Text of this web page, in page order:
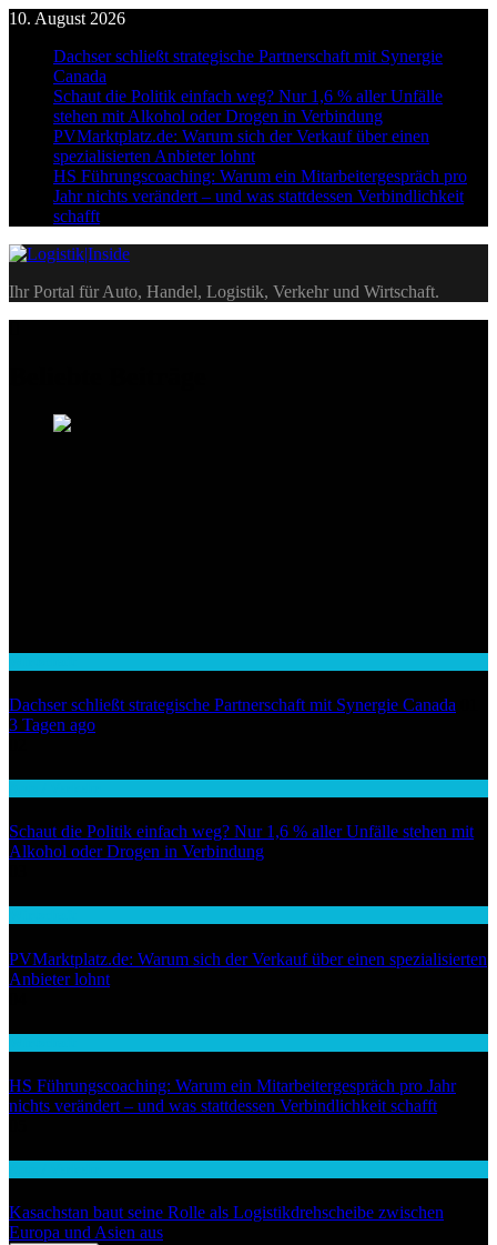
Skip
content
10. August 2026
Dachser schließt strategische Partnerschaft mit Synergie
Canada
Schaut die Politik einfach weg? Nur 1,6 % aller Unfälle
stehen mit Alkohol oder Drogen in Verbindung
PVMarktplatz.de: Warum sich der Verkauf über einen
spezialisierten Anbieter lohnt
HS Führungscoaching: Warum ein Mitarbeitergespräch pro
Jahr nichts verändert – und was stattdessen Verbindlichkeit
schafft
Logistik|Inside
Ihr Portal für Auto, Handel, Logistik, Verkehr und Wirtschaft.
Dachser schließt strategische Partnerschaft mit Synergie Canada
3 Tagen ago
Schaut die Politik einfach weg? Nur 1,6 % aller Unfälle stehen mit
Alkohol oder Drogen in Verbindung
PVMarktplatz.de: Warum sich der Verkauf über einen spezialisierten
Anbieter lohnt
HS Führungscoaching: Warum ein Mitarbeitergespräch pro Jahr
nichts verändert – und was stattdessen Verbindlichkeit schafft
Kasachstan baut seine Rolle als Logistikdrehscheibe zwischen
Europa und Asien aus